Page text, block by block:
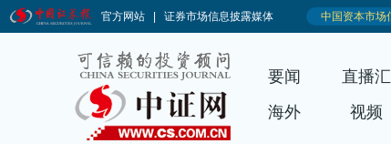
要闻 直播汇
海外
视频